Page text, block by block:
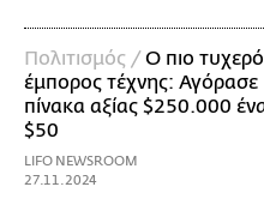
Πολιτισμός /Ο πιο
έμπορος τέχνης: Αγόρασε
πίνακα αξίας $250.000
$50
LIFO NEWSROOM
27.11.2024